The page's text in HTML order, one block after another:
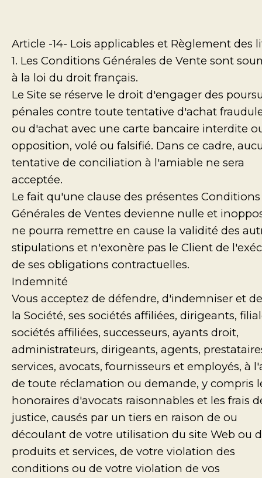
Article -14- Lois applicables et Règlement des
1. Les Conditions Générales de Vente sont
à la loi du droit français.
Le Site se réserve le droit d'engager des
pénales contre toute tentative d'achat
ou d'achat avec une carte bancaire interdite
opposition, volé ou falsifié. Dans ce cadre,
tentative de conciliation à l'amiable ne sera
acceptée.
Le fait qu'une clause des présentes Conditions
Générales de Ventes devienne nulle et
ne pourra remettre en cause la validité des
stipulations et n'exonère pas le Client de
de ses obligations contractuelles.
Indemnité
Vous acceptez de défendre, d'indemniser et
la Société, ses sociétés affiliées, dirigeants,
sociétés affiliées, successeurs, ayants droit,
administrateurs, dirigeants, agents,
services, avocats, fournisseurs et employés, à
de toute réclamation ou demande, y compris
honoraires d'avocats raisonnables et les frais
justice, causés par un tiers en raison de ou
découlant de votre utilisation du site Web ou
produits et services, de votre violation des
conditions ou de votre violation de vos